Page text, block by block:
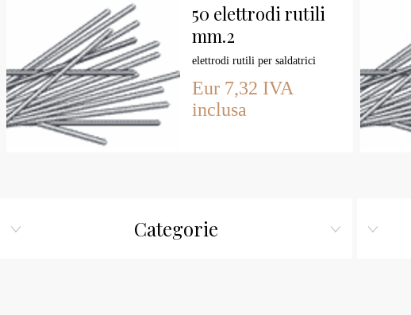
50 elettrodi rutili
mm.2
elettrodi rutili per saldatrici
Eur 7,32 IVA
inclusa
Categorie